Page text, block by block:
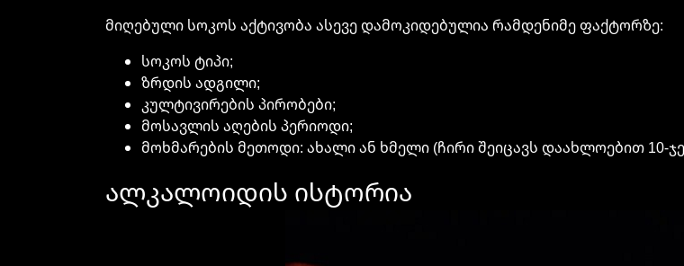
მიღებული სოკოს აქტივობა ასევე დამოკიდებულია რამდენიმე ფაქტორზე:
სოკოს ტიპი;
ზრდის ადგილი;
კულტივირების პირობები;
მოსავლის აღების პერიოდი;
მოხმარების მეთოდი: ახალი ან ხმელი (ჩირი შეიცავს დაახლოებით
ალკალოიდის ისტორია